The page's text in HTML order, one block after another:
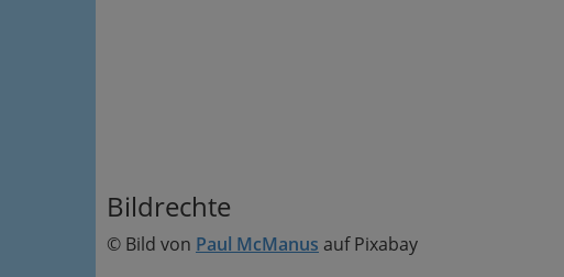
Bildrechte
© Bild von Paul McManus auf Pixabay